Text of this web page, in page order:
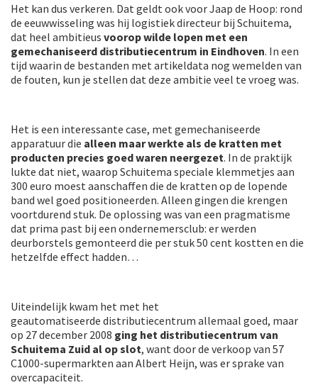
Het kan dus verkeren. Dat geldt ook voor Jaap de Hoop: rond
de eeuwwisseling was hij logistiek directeur bij Schuitema,
dat heel ambitieus voorop wilde lopen met een
gemechaniseerd distributiecentrum in Eindhoven. In een
tijd waarin de bestanden met artikeldata nog wemelden van
de fouten, kun je stellen dat deze ambitie veel te vroeg was.
Het is een interessante case, met gemechaniseerde
apparatuur die alleen maar werkte als de kratten met
producten precies goed waren neergezet. In de praktijk
lukte dat niet, waarop Schuitema speciale klemmetjes aan
300 euro moest aanschaffen die de kratten op de lopende
band wel goed positioneerden. Alleen gingen die krengen
voortdurend stuk. De oplossing was van een pragmatisme
dat prima past bij een ondernemersclub: er werden
deurborstels gemonteerd die per stuk 50 cent kostten en die
hetzelfde effect hadden…
Uiteindelijk kwam het met het
geautomatiseerde distributiecentrum allemaal goed, maar
op 27 december 2008 ging het distributiecentrum van
Schuitema Zuid al op slot, want door de verkoop van 57
C1000-supermarkten aan Albert Heijn, was er sprake van
overcapaciteit.